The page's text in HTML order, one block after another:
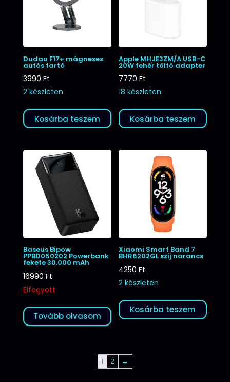
Dudao F17+ mágneses
autós tartó
3990 Ft
2 készleten
Kosárba teszem
Apple MHJE3ZM/A USB-C
20W fehér töltő adapter
7770Ft
18 készleten
Kosárba teszem
Baseus Bipow
PPBD050202 Powerbank
fekete 30.000 mAh
16990 Ft
Elfogyott
Tovább olvasom
Xiaomi Smart Band 7
BHR6202GL szíj narancs
4250Ft
2 készleten
Kosárba teszem
1 2 →